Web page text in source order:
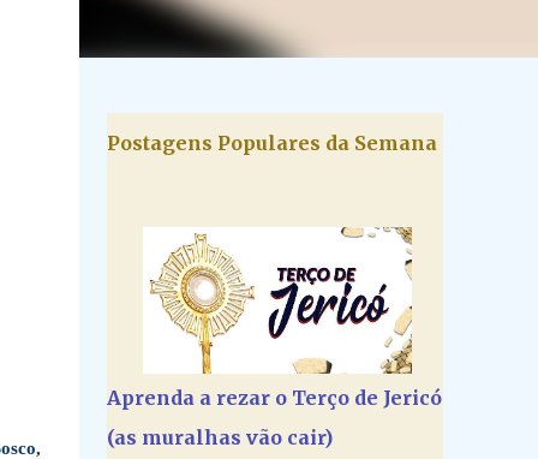
Postagens Populares da Semana
Aprenda a rezar o Terço de Jericó
(as muralhas vão cair)